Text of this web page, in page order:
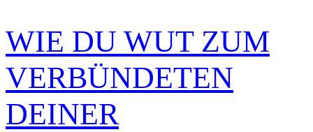
WIE DU WUT ZUM
VERBÜNDETEN
DEINER